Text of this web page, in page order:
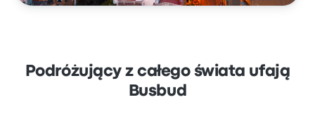
Podróżujący z całego świata ufają
Busbud